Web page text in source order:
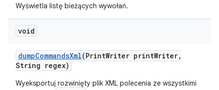
Wyświetla listę bieżących wywołań.
void
dumpCommandsXml(PrintWriter printWriter,
String regex)
Wyeksportuj rozwinięty plik XML polecenia ze wszystkimi